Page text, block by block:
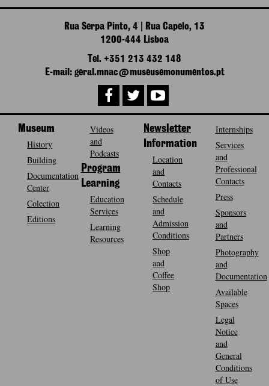
Rua Serpa Pinto, 4 | Rua Capelo, 13
1200-444 Lisboa
Tel. +351 213 432 148
E-mail: geral.mnac@museusemonumentos.pt
Museum
History
Building
Documentation
Center
Colection
Editions
Videos
and
Podcasts
Program
Learning
Education
Services
Learning
Resources
Newsletter
Information
Location
and
Contacts
Schedule
and
Admission
Conditions
Shop
and
Coffee
Shop
Internships
Services
and
Professional
Contacts
Press
Sponsors
and
Partners
Photography
and
Documentation
Available
Spaces
Legal
Notice
and
General
Conditions
of Use